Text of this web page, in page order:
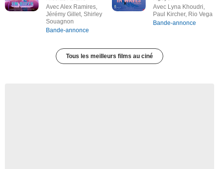
Avec Alex Ramires,
Jérémy Gillet, Shirley
Souagnon
Bande-annonce
Avec Lyna Khoudri,
Paul Kircher, Rio Vega
Bande-annonce
Tous les meilleurs films au ciné